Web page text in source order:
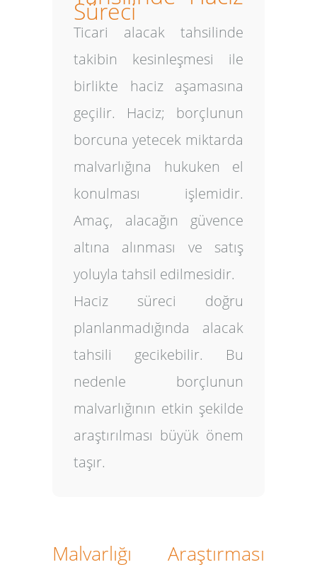
Süreci
Ticari alacak tahsilinde
takibin kesinleşmesi ile
birlikte haciz aşamasına
geçilir. Haciz; borçlunun
borcuna yetecek miktarda
malvarlığına hukuken el
konulması işlemidir.
Amaç, alacağın güvence
altına alınması ve satış
yoluyla tahsil edilmesidir.
Haciz süreci doğru
planlanmadığında alacak
tahsili gecikebilir. Bu
nedenle borçlunun
malvarlığının etkin şekilde
araştırılması büyük önem
taşır.
Malvarlığı Araştırması